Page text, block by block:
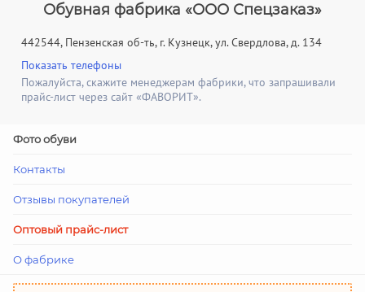
Обувная фабрика «ООО Спецзаказ»
442544, Пензенская об-ть, г. Кузнецк, ул. Свердлова, д. 134
Показать телефоны
Пожалуйста, скажите менеджерам фабрики, что запрашивали
прайс-лист через сайт «ФАВОРИТ».
Фото обуви
Контакты
Отзывы покупателей
Оптовый прайс-лист
О фабрике